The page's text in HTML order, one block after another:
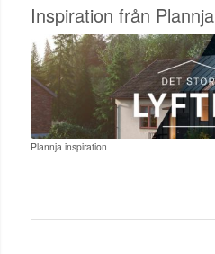
Inspiration från Plannja
Plannja inspiration